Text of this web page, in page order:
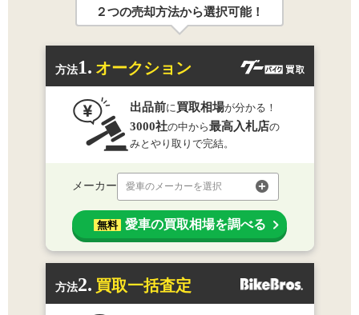
２つの売却方法から選択可能！
方法1. オークション
出品前に 買取相場が分かる！
3000社の中から最高入札店の
みとやり取りで完結。
メーカー 愛車のメーカーを選択
無料 愛車の買取相場を調べる
方法2. 買取一括査定